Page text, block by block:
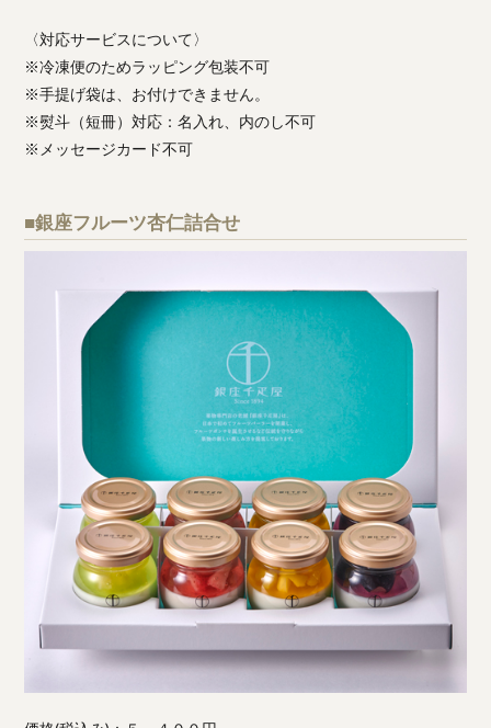
〈対応サービスについて〉
※冷凍便のためラッピング包装不可
※手提げ袋は、お付けできません。
※熨斗（短冊）対応：名入れ、内のし不可
※メッセージカード不可
■銀座フルーツ杏仁詰合せ